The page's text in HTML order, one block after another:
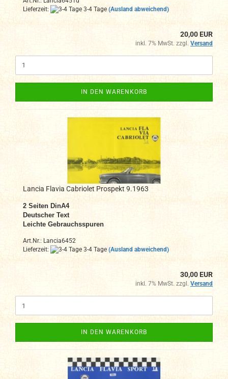
Lieferzeit:
3-4 Tage (Ausland abweichend)
20,00 EUR
inkl. 7% MwSt. zzgl. Versand
IN DEN WARENKORB
Lancia Flavia Cabriolet Prospekt 9.1963
2 Seiten DinA4
Deutscher Text
Leichte Gebrauchsspuren
Art.Nr.: Lancia6452
Lieferzeit:
3-4 Tage (Ausland abweichend)
30,00 EUR
inkl. 7% MwSt. zzgl. Versand
IN DEN WARENKORB